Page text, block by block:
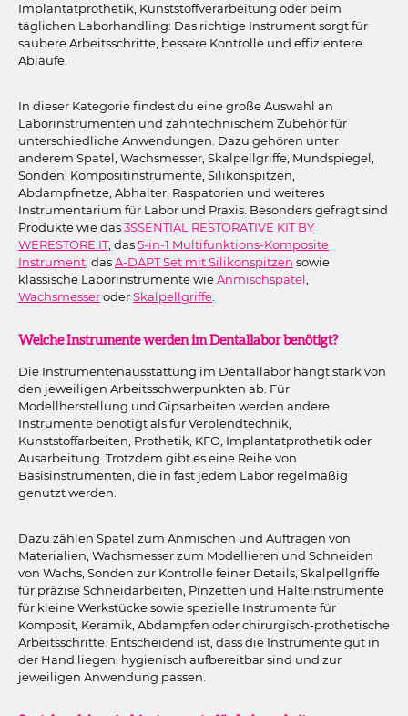
Implantatprothetik, Kunststoffverarbeitung oder beim
täglichen Laborhandling: Das richtige Instrument sorgt für
saubere Arbeitsschritte, bessere Kontrolle und effizientere
Abläufe.
In dieser Kategorie findest du eine große Auswahl an
Laborinstrumenten und zahntechnischem Zubehör für
unterschiedliche Anwendungen. Dazu gehören unter
anderem Spatel, Wachsmesser, Skalpellgriffe, Mundspiegel,
Sonden, Kompositinstrumente, Silikonspitzen,
Abdampfnetze, Abhalter, Raspatorien und weiteres
Instrumentarium für Labor und Praxis. Besonders gefragt sind
Produkte wie das3SSENTIAL RESTORATIVE KIT BY
WERESTORE.IT, das5-in-1 Multifunktions-Komposite
Instrument , dasA-DAPT Set mit Silikonspitzen sowie
klassische Laborinstrumente wieAnmischspatel
WachsmesseroderSkalpellgriffe
Welche Instrumente werden im Dentallabor benötigt?
Die Instrumentenausstattung im Dentallabor hängt stark von
den jeweiligen Arbeitsschwerpunkten ab. Für
Modellherstellung und Gipsarbeiten werden andere
Instrumente benötigt als für Verblendtechnik,
Kunststoffarbeiten, Prothetik, KFO, Implantatprothetik oder
Ausarbeitung. Trotzdem gibt es eine Reihe von
Basisinstrumenten, die in fast jedem Labor regelmäßig
genutzt werden.
Dazu zählen Spatel zum Anmischen und Auftragen von
Materialien, Wachsmesser zum Modellieren und Schneiden
von Wachs, Sonden zur Kontrolle feiner Details, Skalpellgriffe
für präzise Schneidarbeiten, Pinzetten und Halteinstrumente
für kleine Werkstücke sowie spezielle Instrumente für
Komposit, Keramik, Abdampfen oder chirurgisch-prothetische
Arbeitsschritte. Entscheidend ist, dass die Instrumente gut in
der Hand liegen, hygienisch aufbereitbar sind und zur
jeweiligen Anwendung passen.